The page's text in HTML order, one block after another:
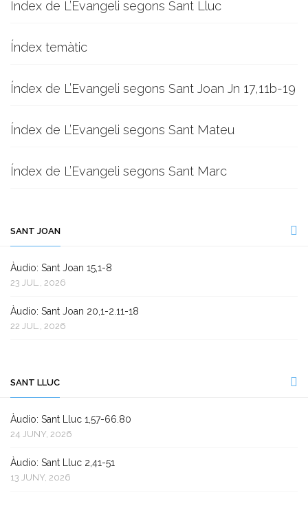
Índex de L’Evangeli segons Sant Lluc
Índex temàtic
Índex de L’Evangeli segons Sant Joan Jn 17,11b-19
Índex de L’Evangeli segons Sant Mateu
Índex de L’Evangeli segons Sant Marc
SANT JOAN
Àudio: Sant Joan 15,1-8
23 JUL., 2026
Àudio: Sant Joan 20,1-2.11-18
22 JUL., 2026
SANT LLUC
Àudio: Sant Lluc 1,57-66.80
24 JUNY, 2026
Àudio: Sant Lluc 2,41-51
13 JUNY, 2026